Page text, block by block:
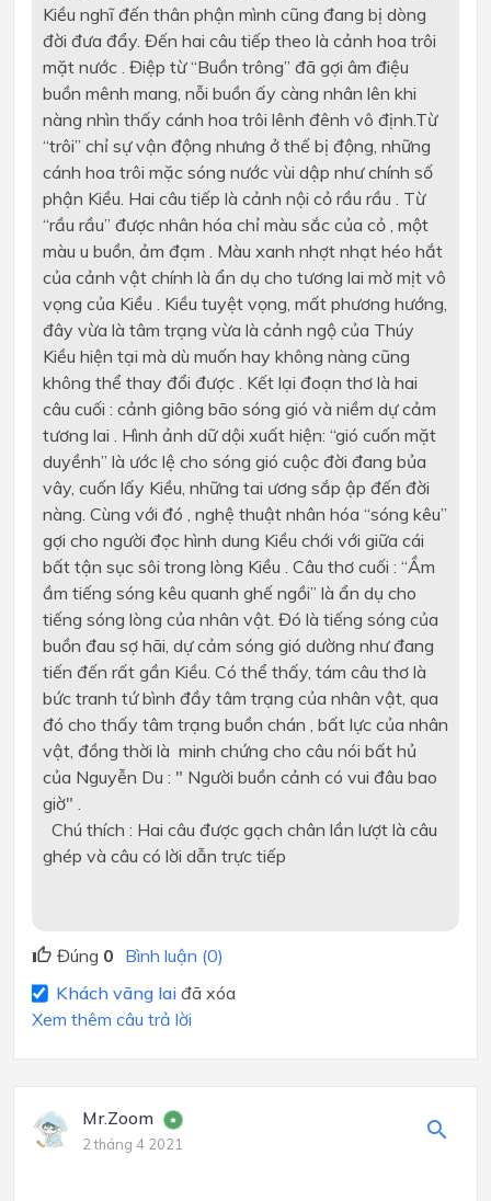
Kiều nghĩ đến thân phận mình cũng đang bị dòng
đời đưa đẩy. Đến hai câu tiếp theo là cảnh hoa trôi
mặt nước . Điệp từ “Buồn trông” đã gợi âm điệu
buồn mênh mang, nỗi buồn ấy càng nhân lên khi
nàng nhìn thấy cánh hoa trôi lênh đênh vô định.Từ
“trôi” chỉ sự vận động nhưng ở thế bị động, những
cánh hoa trôi mặc sóng nước vùi dập như chính số
phận Kiều. Hai câu tiếp là cảnh nội cỏ rầu rầu . Từ
“rầu rầu” được nhân hóa chỉ màu sắc của cỏ , một
màu u buồn, ảm đạm . Màu xanh nhợt nhạt héo hắt
của cảnh vật chính là ẩn dụ cho tương lai mờ mịt vô
vọng của Kiều . Kiều tuyệt vọng, mất phương hướng,
đây vừa là tâm trạng vừa là cảnh ngộ của Thúy
Kiều hiện tại mà dù muốn hay không nàng cũng
không thể thay đổi được . Kết lại đoạn thơ là hai
câu cuối : cảnh giông bão sóng gió và niềm dự cảm
tương lai . Hình ảnh dữ dội xuất hiện: “gió cuốn mặt
duyềnh” là ước lệ cho sóng gió cuộc đời đang bủa
vây, cuốn lấy Kiều, những tai ương sắp ập đến đời
nàng. Cùng với đó , nghệ thuật nhân hóa “sóng kêu”
gợi cho người đọc hình dung Kiều chới với giữa cái
bất tận sục sôi trong lòng Kiều . Câu thơ cuối : “Ầm
ầm tiếng sóng kêu quanh ghế ngồi” là ẩn dụ cho
tiếng sóng lòng của nhân vật. Đó là tiếng sóng của
buồn đau sợ hãi, dự cảm sóng gió dường như đang
tiến đến rất gần Kiều. Có thể thấy, tám câu thơ là
bức tranh tứ bình đầy tâm trạng của nhân vật, qua
đó cho thấy tâm trạng buồn chán , bất lực của nhân
vật, đồng thời là minh chứng cho câu nói bất hủ
của Nguyễn Du : " Người buồn cảnh có vui đâu bao
giờ" .
Chú thích : Hai câu được gạch chân lần lượt là câu
ghép và câu có lời dẫn trực tiếp
Đúng 0 Bình luận (0)
Khách vãng lai đã xóa
Xem thêm câu trả lời
Mr.Zoom
2 tháng 4 2021